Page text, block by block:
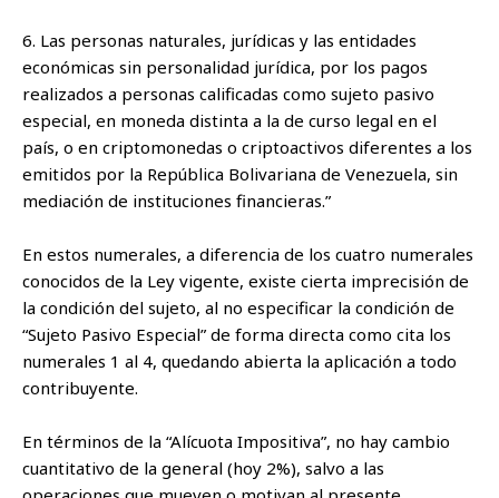
6. Las personas naturales, jurídicas y las entidades
económicas sin personalidad jurídica, por los pagos
realizados a personas calificadas como sujeto pasivo
especial, en moneda distinta a la de curso legal en el
país, o en criptomonedas o criptoactivos diferentes a los
emitidos por la República Bolivariana de Venezuela, sin
mediación de instituciones financieras.”
En estos numerales, a diferencia de los cuatro numerales
conocidos de la Ley vigente, existe cierta imprecisión de
la condición del sujeto, al no especificar la condición de
“Sujeto Pasivo Especial” de forma directa como cita los
numerales 1 al 4, quedando abierta la aplicación a todo
contribuyente.
En términos de la “Alícuota Impositiva”, no hay cambio
cuantitativo de la general (hoy 2%), salvo a las